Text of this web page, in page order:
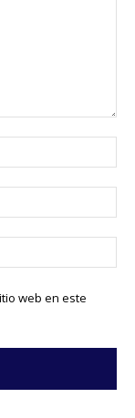
web en este